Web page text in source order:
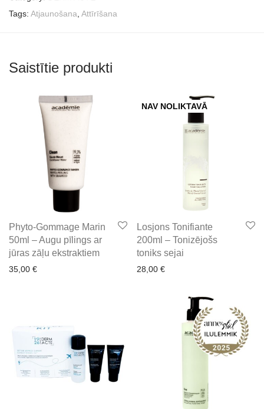
Tags: Atjaunošana Attīrīšana
Saistītie produkti
Phyto-Gommage Marin
50ml – Augu pīlings ar
jūras zāļu ekstraktiem
35,00 €
NAV NOLIKTAVĀ
Losjons Tonifiante
200ml – Tonizējošs
toniks sejai
28,00 €